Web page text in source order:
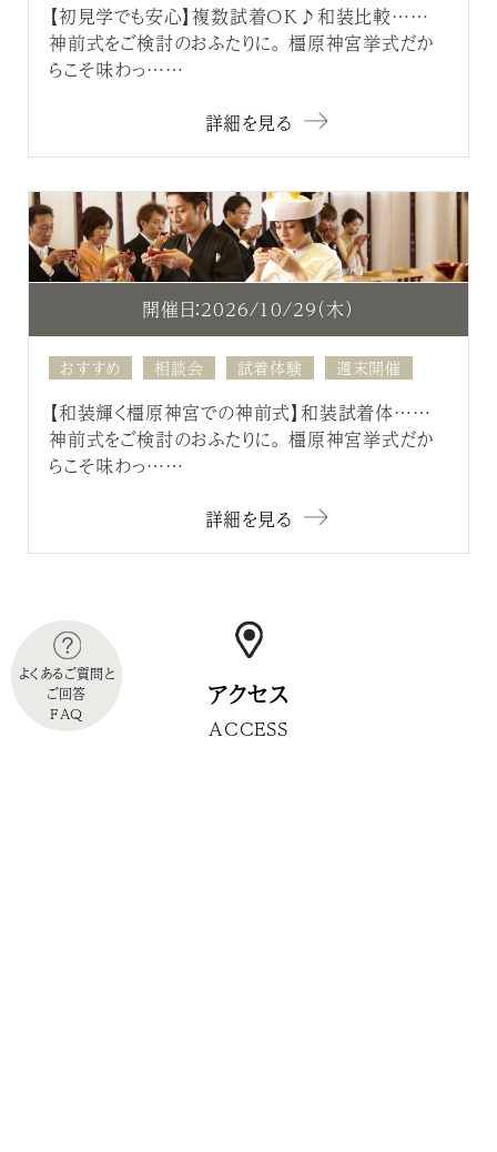
【初見学でも安心】複数試着OK♪和装比較……
神前式をご検討のおふたりに。 橿原神宮挙式だか
らこそ味わっ……
詳細を見る
開催日：2026/10/29（木）
おすすめ 相談会 試着体験 週末開催
【和装輝く橿原神宮での神前式】和装試着体……
神前式をご検討のおふたりに。 橿原神宮挙式だか
らこそ味わっ……
詳細を見る
アクセス
ACCESS
よくあるご質問と
ご回答
FAQ